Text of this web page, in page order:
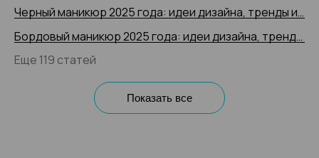
Черный маникюр 2025 года: идеи дизайна, тренды и новинки, 200+ фото
Бордовый маникюр 2025 года: идеи дизайна, тренды и новинки, 200+ фото
Еще 119 статей
Показать все